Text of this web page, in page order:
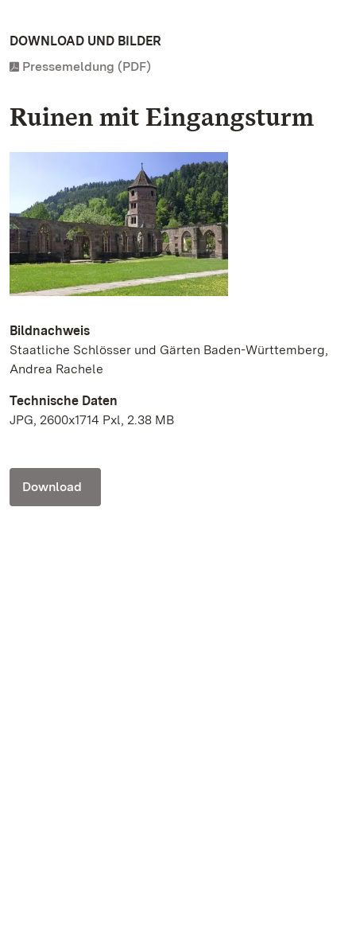
DOWNLOAD UND BILDER
Pressemeldung (PDF)
Ruinen mit Eingangsturm
Bildnachweis
Staatliche Schlösser und Gärten Baden-Württemberg,
Andrea Rachele
Technische Daten
JPG, 2600x1714 Pxl, 2.38 MB
Download